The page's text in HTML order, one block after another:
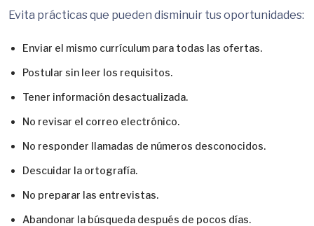
Evita prácticas que pueden disminuir tus oportunidades:
Enviar el mismo currículum para todas las ofertas.
Postular sin leer los requisitos.
Tener información desactualizada.
No revisar el correo electrónico.
No responder llamadas de números desconocidos.
Descuidar la ortografía.
No preparar las entrevistas.
Abandonar la búsqueda después de pocos días.